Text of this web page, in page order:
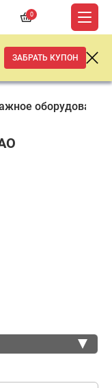
0
ЗАБРАТЬ КУПОН
оборудование